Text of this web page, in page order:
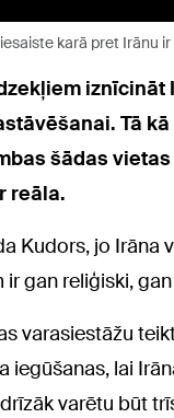
karā pret Irānu
Tā
šādas
reāla.
Kudors, jo Irāna
ir gan reliģiski,
varasiestāžu
iegūšanas, lai
varētu būt